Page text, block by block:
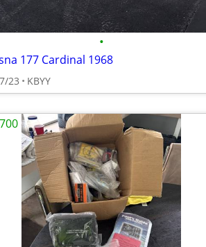
•
177 Cardinal 1968
7/23 KBYY